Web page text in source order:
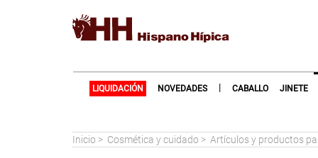
LIQUIDACIÓN NOVEDADES | CABALLO JINETE
Inicio > Cosmética y cuidado > Artículos y productos